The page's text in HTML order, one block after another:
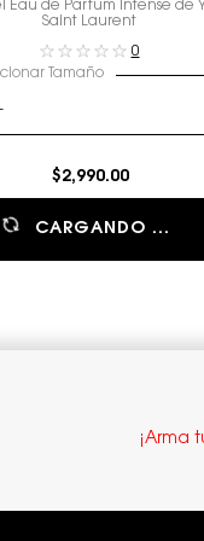
Eau de Parfum Intense de
Saint Laurent
0
Tamaño
$2,990.00
CARGANDO ...
¡Arma